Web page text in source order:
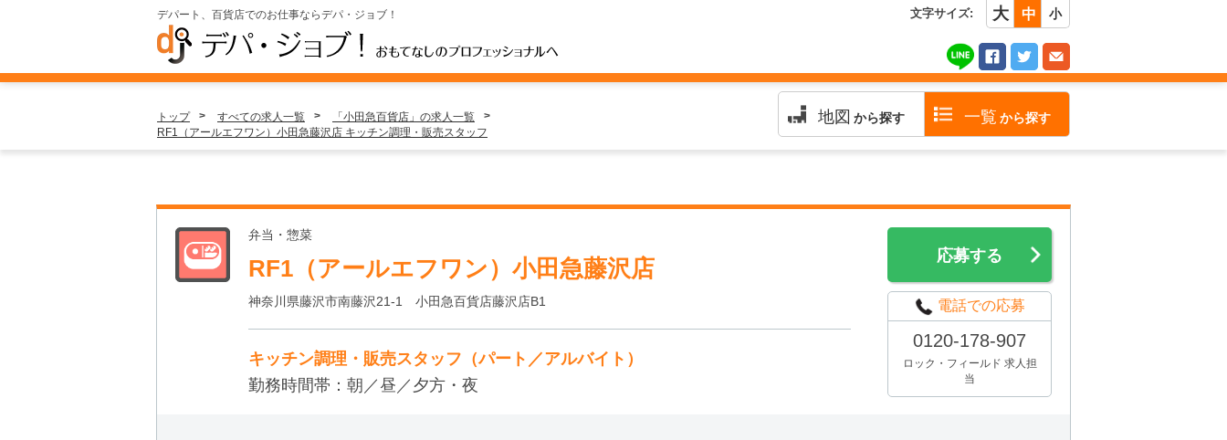
デパート、百貨店でのお仕事ならデパ・ジョブ！ 文字サイズ: 大 中 小
地図 から探す 一覧 から探す
トップ すべての求人一覧
「小田急百貨店」の求人一覧
RF1（アールエフワン）小田急藤沢店 キッチン調理・販売スタッフ
弁当・惣菜
RF1（アールエフワン）小田急藤沢店
神奈川県藤沢市南藤沢21-1 小田急百貨店藤沢店B1
キッチン調理・販売スタッフ（パート／アルバイト）
勤務時間帯：朝／昼／夕方・夜
応募する
電話での応募
0120-178-907
ロック・フィールド 求人担
当